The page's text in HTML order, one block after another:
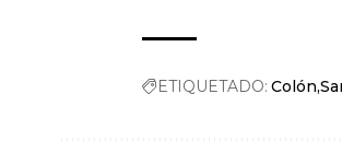
ETIQUETADO: Colón